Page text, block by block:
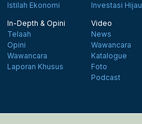
Istilah Ekonomi
Investasi Hijau
In-Depth & Opini
Telaah
Opini
Wawancara
Laporan Khusus
Video
News
Wawancara
Katalogue
Foto
Podcast